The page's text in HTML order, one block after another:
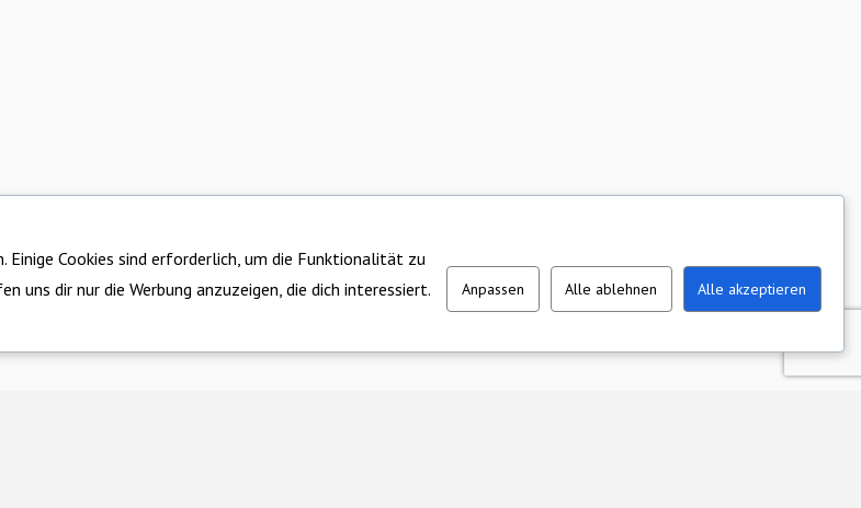
Einige Cookies sind erforderlich, um die Funktionalität zu
uns dir nur die Werbung anzuzeigen, die dich interessiert.
Anpassen Alle ablehnen Alle akzeptieren